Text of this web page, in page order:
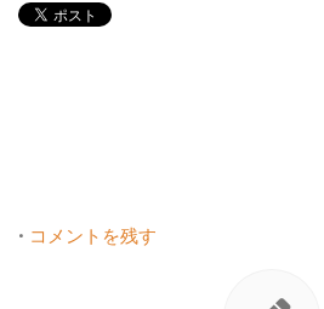
• コメントを残す